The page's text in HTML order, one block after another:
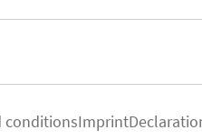
conditionsImprint